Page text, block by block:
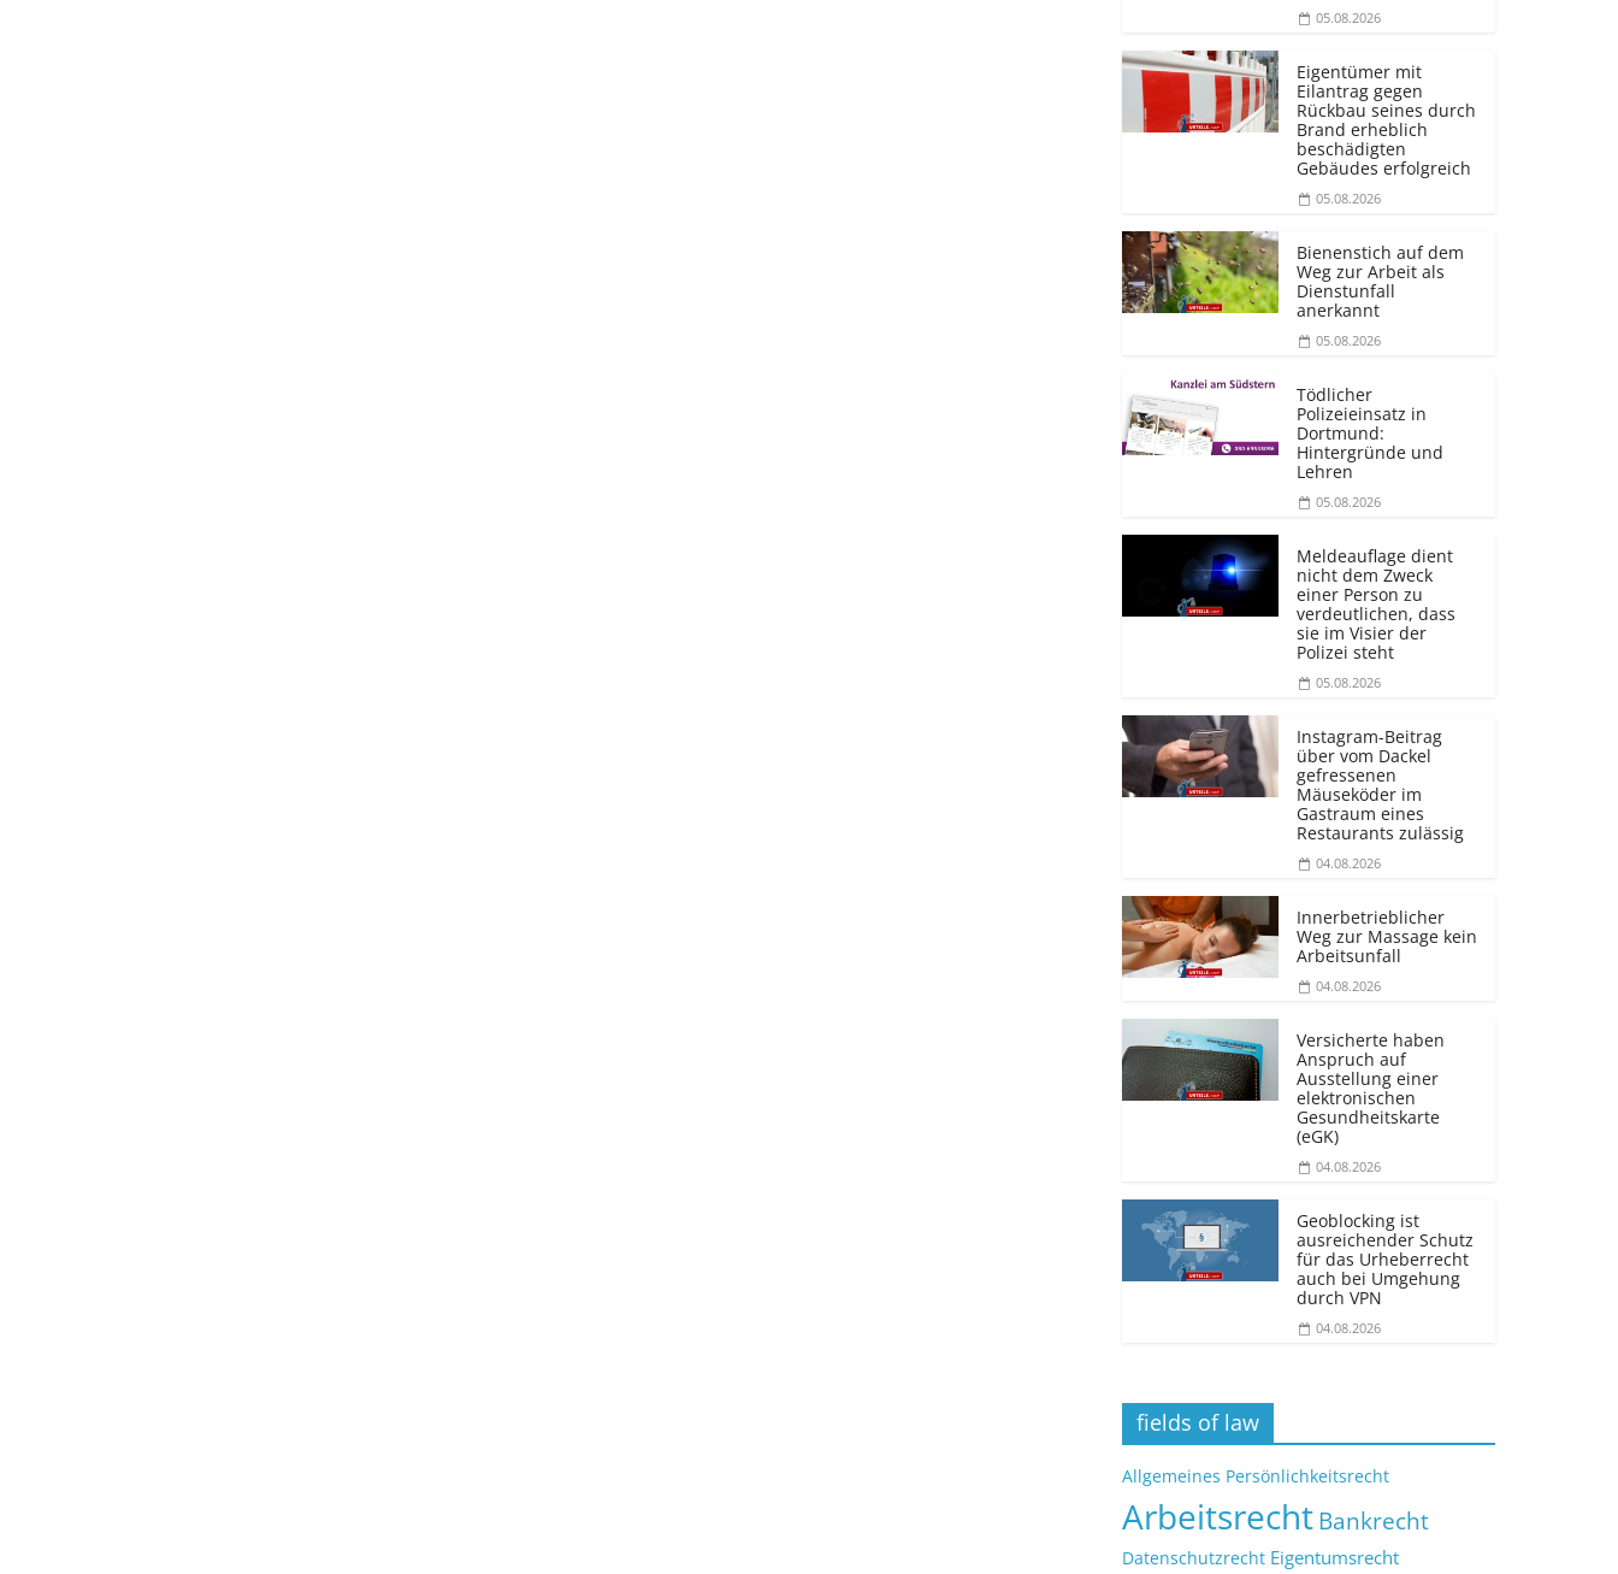
05.08.2026
Eigentümer mit
Eilantrag gegen
Rückbau seines durch
Brand erheblich
beschädigten
Gebäudes erfolgreich
05.08.2026
Bienenstich auf dem
Weg zur Arbeit als
Dienstunfall
anerkannt
05.08.2026
Tödlicher
Polizeieinsatz in
Dortmund:
Hintergründe und
Lehren
05.08.2026
Meldeauflage dient
nicht dem Zweck
einer Person zu
verdeutlichen, dass
sie im Visier der
Polizei steht
05.08.2026
Instagram-Beitrag
über vom Dackel
gefressenen
Mäuseköder im
Gastraum eines
Restaurants zulässig
04.08.2026
Innerbetrieblicher
Weg zur Massage kein
Arbeitsunfall
04.08.2026
Versicherte haben
Anspruch auf
Ausstellung einer
elektronischen
Gesundheitskarte
(eGK)
04.08.2026
Geoblocking ist
ausreichender Schutz
für das Urheberrecht
auch bei Umgehung
durch VPN
04.08.2026
fields of law
Allgemeines Persönlichkeitsrecht
ArbeitsrechtBankrecht
Datenschutzrecht Eigentumsrecht